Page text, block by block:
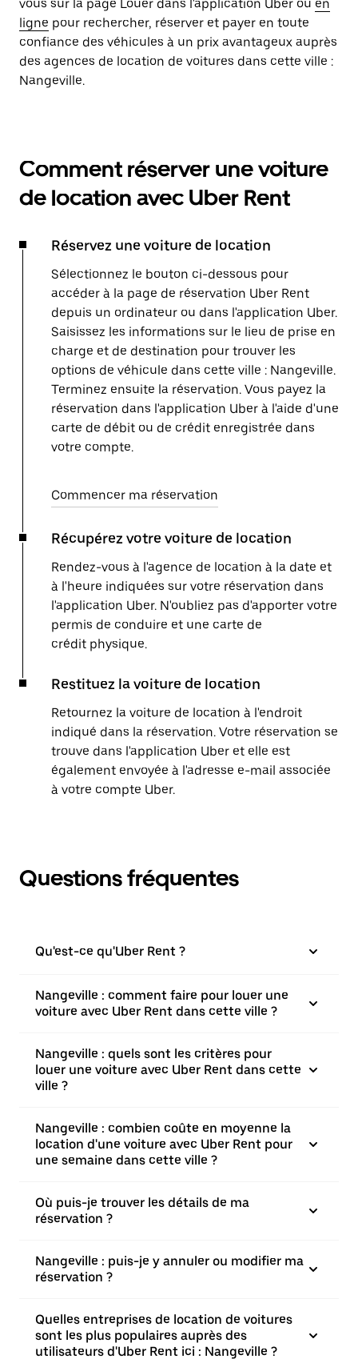
vous sur la page Louer dans l'application Uber ou en
ligne pour rechercher, réserver et payer en toute
confiance des véhicules à un prix avantageux auprès
des agences de location de voitures dans cette ville :
Nangeville.
Comment réserver une voiture
de location avec Uber Rent
Réservez une voiture de location
Sélectionnez le bouton ci-dessous pour
accéder à la page de réservation Uber Rent
depuis un ordinateur ou dans l'application Uber.
Saisissez les informations sur le lieu de prise en
charge et de destination pour trouver les
options de véhicule dans cette ville : Nangeville.
Terminez ensuite la réservation. Vous payez la
réservation dans l'application Uber à l'aide d'une
carte de débit ou de crédit enregistrée dans
votre compte.
Commencer ma réservation
Récupérez votre voiture de location
Rendez-vous à l'agence de location à la date et
à l'heure indiquées sur votre réservation dans
l'application Uber. N'oubliez pas d'apporter votre
permis de conduire et une carte de
crédit physique.
Restituez la voiture de location
Retournez la voiture de location à l'endroit
indiqué dans la réservation. Votre réservation se
trouve dans l'application Uber et elle est
également envoyée à l'adresse e-mail associée
à votre compte Uber.
Questions fréquentes
Qu'est-ce qu'Uber Rent ?
Nangeville : comment faire pour louer une
voiture avec Uber Rent dans cette ville ?
Nangeville : quels sont les critères pour
louer une voiture avec Uber Rent dans cette
ville ?
Nangeville : combien coûte en moyenne la
location d'une voiture avec Uber Rent pour
une semaine dans cette ville ?
Où puis-je trouver les détails de ma
réservation ?
Nangeville : puis-je y annuler ou modifier ma
réservation ?
Quelles entreprises de location de voitures
sont les plus populaires auprès des
utilisateurs d'Uber Rent ici : Nangeville ?